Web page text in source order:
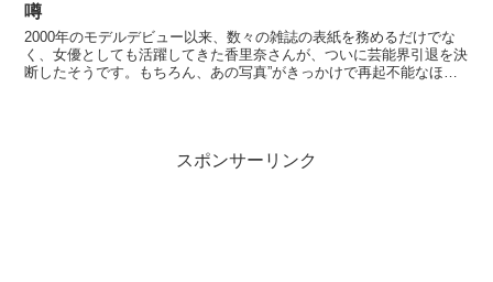
噂
2000年のモデルデビュー以来、数々の雑誌の表紙を務めるだけでな
く、女優としても活躍してきた香里奈さんが、ついに芸能界引退を決
断したそうです。もちろん、あの写真”がきっかけで再起不能なほど
スポンサーリンク